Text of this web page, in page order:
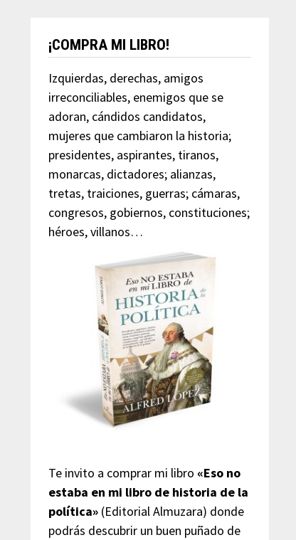
¡COMPRA MI LIBRO!
Izquierdas, derechas, amigos
irreconciliables, enemigos que se
adoran, cándidos candidatos,
mujeres que cambiaron la historia;
presidentes, aspirantes, tiranos,
monarcas, dictadores; alianzas,
tretas, traiciones, guerras; cámaras,
congresos, gobiernos, constituciones;
héroes, villanos…
Te invito a comprar mi libro «Eso no
estaba en mi libro de historia de la
política»(Editorial Almuzara) donde
podrás descubrir un buen puñado de